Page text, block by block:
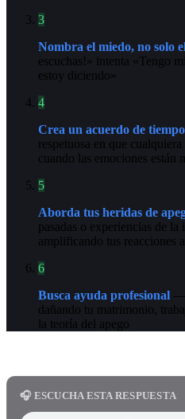
3
Nombra el miedo, no solo
escuchas!» intenta «Tengo
estoy diciendo»
4
Crea un acuerdo de
respetuosa en que
cuando las emociones están
5
Aborda tus heridas de
pasadas o experiencias de
amplificando tus reacciones
6
Busca ayuda profesional —
dañando tu matrimonio,
la teoría del apego
🎧 ESCUCHA ESTA RESPUESTA